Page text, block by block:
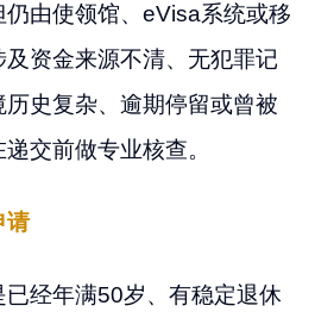
由使领馆、eVisa系统或移
资金来源不清、无犯罪记
史复杂、逾期停留或曾被
交前做专业核查。
请
已经年满50岁、有稳定退休